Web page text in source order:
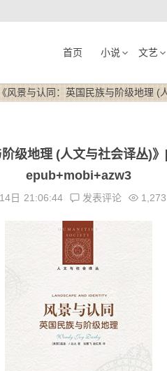
首页 小说 文艺
《风景与认同：英国民族与阶级地理
阶级地理 (人文与社会译丛)
epub+mobi+azw3
日 21:06:44 发表评论